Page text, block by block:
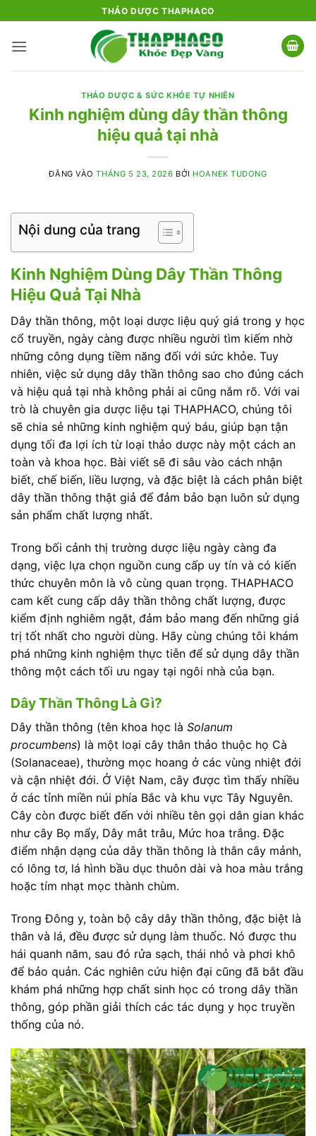
qua
nội
THẢO DƯỢC THAPHACO
THẢO DƯỢC & SỨC KHỎE TỰ NHIÊN
Kinh nghiệm dùng dây thần thông
hiệu quả tại nhà
ĐĂNG VÀOTHÁNG 5 23, 2026 BỞI HOANEK TUDONG
Nội dung của trang
Kinh Nghiệm Dùng Dây Thần Thông
Hiệu Quả Tại Nhà
Dây thần thông, một loại dược liệu quý giá trong y học
cổ truyền, ngày càng được nhiều người tìm kiếm nhờ
những công dụng tiềm năng đối với sức khỏe. Tuy
nhiên, việc sử dụng dây thần thông sao cho đúng cách
và hiệu quả tại nhà không phải ai cũng nắm rõ. Với vai
trò là chuyên gia dược liệu tại THAPHACO, chúng tôi
sẽ chia sẻ những kinh nghiệm quý báu, giúp bạn tận
dụng tối đa lợi ích từ loại thảo dược này một cách an
toàn và khoa học. Bài viết sẽ đi sâu vào cách nhận
biết, chế biến, liều lượng, và đặc biệt là cách phân biệt
dây thần thông thật giả để đảm bảo bạn luôn sử dụng
sản phẩm chất lượng nhất.
Trong bối cảnh thị trường dược liệu ngày càng đa
dạng, việc lựa chọn nguồn cung cấp uy tín và có kiến
thức chuyên môn là vô cùng quan trọng. THAPHACO
cam kết cung cấp dây thần thông chất lượng, được
kiểm định nghiêm ngặt, đảm bảo mang đến những giá
trị tốt nhất cho người dùng. Hãy cùng chúng tôi khám
phá những kinh nghiệm thực tiễn để sử dụng dây thần
thông một cách tối ưu ngay tại ngôi nhà của bạn.
Dây Thần Thông Là Gì?
Dây thần thông (tên khoa học là Solanum
procumbens) là một loại cây thân thảo thuộc họ Cà
(Solanaceae), thường mọc hoang ở các vùng nhiệt đới
và cận nhiệt đới. Ở Việt Nam, cây được tìm thấy nhiều
ở các tỉnh miền núi phía Bắc và khu vực Tây Nguyên.
Cây còn được biết đến với nhiều tên gọi dân gian khác
như cây Bọ mẩy, Dây mắt trâu, Mức hoa trắng. Đặc
điểm nhận dạng của dây thần thông là thân cây mảnh,
có lông tơ, lá hình bầu dục thuôn dài và hoa màu trắng
hoặc tím nhạt mọc thành chùm.
Trong Đông y, toàn bộ cây dây thần thông, đặc biệt là
thân và lá, đều được sử dụng làm thuốc. Nó được thu
hái quanh năm, sau đó rửa sạch, thái nhỏ và phơi khô
để bảo quản. Các nghiên cứu hiện đại cũng đã bắt đầu
khám phá những hợp chất sinh học có trong dây thần
thông, góp phần giải thích các tác dụng y học truyền
thống của nó.